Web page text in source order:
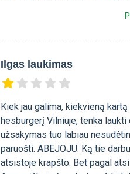
Ilgas laukimas
Kiek jau galima, kiekvieną
hesburgerį Vilniuje, tenka
užsakymas tuo labiau
paruošti. ABEJOJU. Ką tie
atsistoje krapšto. Bet pagal